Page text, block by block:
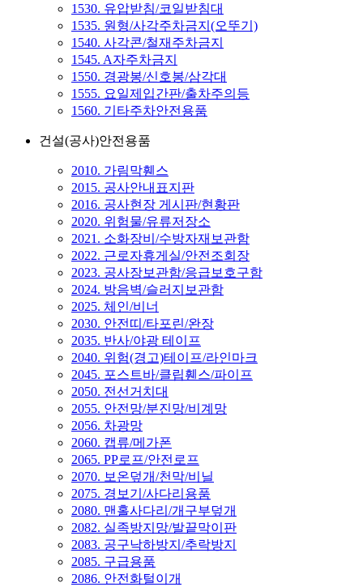
1530. 유압받침/코일받침대
1535. 원형/사각주차금지(오뚜기)
1540. 사각콘/철재주차금지
1545. A자주차금지
1550. 경광봉/신호봉/삼각대
1555. 요일제입간판/출차주의등
1560. 기타주차안전용품
건설(공사)안전용품
2010. 가림막휀스
2015. 공사안내표지판
2016. 공사현장 게시판/현황판
2020. 위험물/유류저장소
2021. 소화장비/수방자재보관함
2022. 근로자휴게실/안전조회장
2023. 공사장보관함/응급보호구함
2024. 방음벽/슬러지보관함
2025. 체인/비너
2030. 안전띠/타포린/완장
2035. 반사/야광 테이프
2040. 위험(경고)테이프/라인마크
2045. 포스트바/클립휀스/파이프
2050. 전선거치대
2055. 안전망/분진망/비계망
2056. 차광망
2060. 캡류/메가폰
2065. PP로프/안전로프
2070. 보온덮개/천막/비닐
2075. 경보기/사다리용품
2080. 맨홀사다리/개구부덮개
2082. 실족방지망/발끝막이판
2083. 공구낙하방지/추락방지
2085. 구급용품
2086. 안전화털이개